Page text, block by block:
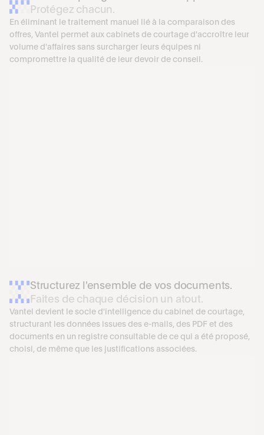
Protégez chacun.
En éliminant le traitement manuel lié à la comparaison des
offres, Vantel permet aux cabinets de courtage d'accroître leur
volume d'affaires sans surcharger leurs équipes ni
compromettre la qualité de leur devoir de conseil.
Structurez l'ensemble de vos documents.
Faites de chaque décision un atout.
Vantel devient le socle d'intelligence du cabinet de courtage,
structurant les données issues des e-mails, des PDF et des
documents en un registre consultable de ce qui a été proposé,
choisi, de même que les justifications associées.